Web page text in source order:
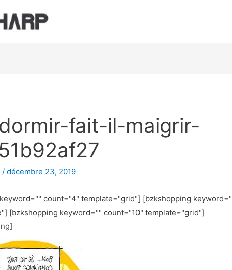
fait-il-maigrir-
/décembre 23, 2019
" count="4" template="grid"] [bzkshopping keyword="
[bzkshopping keyword="" count="10" template="grid"]